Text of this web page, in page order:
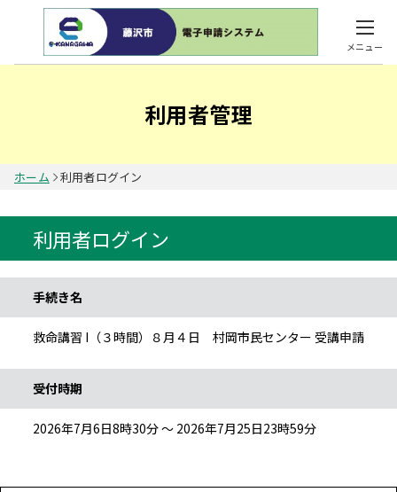
メニュー
利用者管理
ホーム 利用者ログイン
利用者ログイン
手続き名
救命講習 I（３時間）８月４日 村岡市民センター 受講申請
受付時期
2026年7月6日8時30分 ～ 2026年7月25日23時59分